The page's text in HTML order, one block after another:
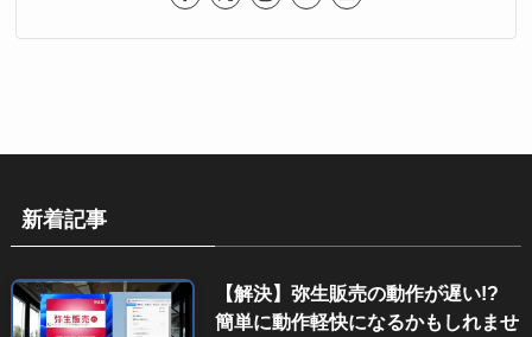
新着記事
【解決】弥生販売の動作が遅い!?
簡単に動作軽快になるかもしれませ